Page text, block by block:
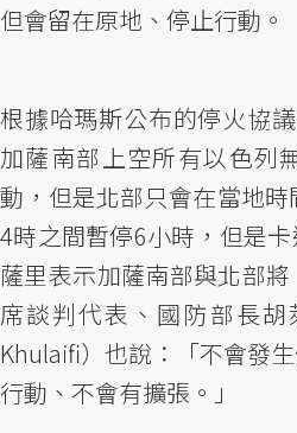
但會留在原地、停止行動。
根據哈瑪斯公布的停火協
加薩南部上空所有以色列
動，但是北部只會在當地
4時之間暫停6小時，但是
薩里表示加薩南部與北部
席談判代表、國防部長胡
Khulaifi）也說：「不會發
行動、不會有擴張。」